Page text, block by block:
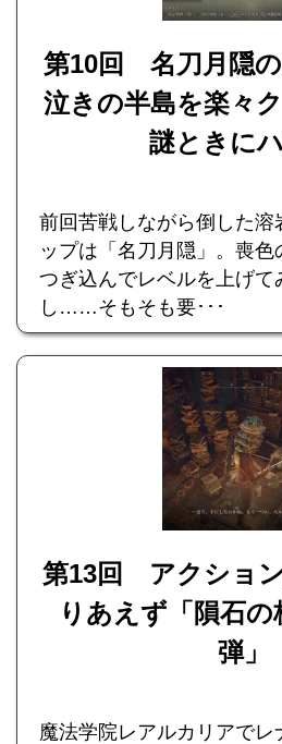
第10回 名刀月隠
泣きの半島を楽々
謎ときに
前回苦戦しながら倒した溶
ップは「名刀月隠」。喪
つぎ込んでレベルを上げて
し……そもそも要･･･
第13回 アクショ
りあえず「隕石の
弾」
魔法学院レアルカリアでレ